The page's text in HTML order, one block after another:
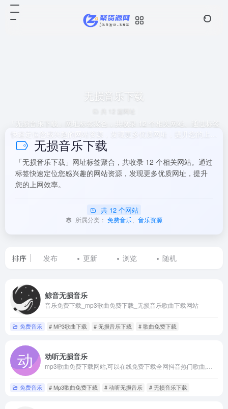
无损音乐下载
「无损音乐下载」网址标签聚合，共收录 12 个相关网站。通过标签
快速定位您感兴趣的网站资源，发现更多优质网址，提升您的上网
效率。
无损音乐下载
「无损音乐下载」网址标签聚合，共收录 12 个相关网站。通过
标签快速定位您感兴趣的网站资源，发现更多优质网址，提升
您的上网效率。
共 12 个网站
所属分类： 免费音乐 音乐资源
排序 发布 更新 浏览 随机
标
签
为
无
损
音
鲸音无损音乐
音乐免费下载_mp3歌曲免费下载_无损音乐歌曲下载网站
免费音乐 # MP3歌曲下载 # 无损音乐下载 # 歌曲免费下载
动听无损音乐
免费音乐 # Mp3歌曲免费下载 # 动听无损音乐 # 无损音乐下载